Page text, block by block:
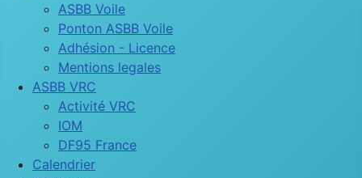
ASBB Voile
Ponton ASBB Voile
Adhésion - Licence
Mentions legales
ASBB VRC
Activité VRC
IOM
DF95 France
Calendrier